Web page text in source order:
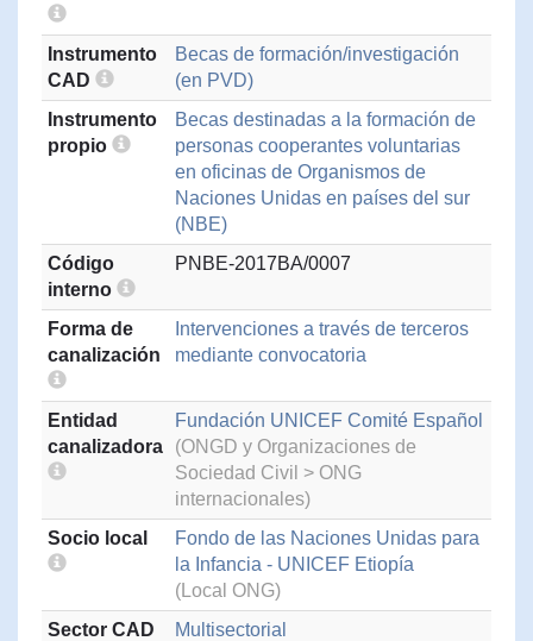
Instrumento
CAD
Becas de formación/investigación
(en PVD)
Instrumento
propio
Becas destinadas a la formación de
personas cooperantes voluntarias
en oficinas de Organismos de
Naciones Unidas en países del sur
(NBE)
Código
interno
PNBE-2017BA/0007
Forma de
canalización
Intervenciones a través de terceros
mediante convocatoria
Entidad
canalizadora
Fundación UNICEF Comité Español
(ONGD y Organizaciones de
Sociedad Civil > ONG
internacionales)
Socio local
Fondo de las Naciones Unidas para
la Infancia - UNICEF Etiopía
(Local ONG)
Sector CAD
Multisectorial